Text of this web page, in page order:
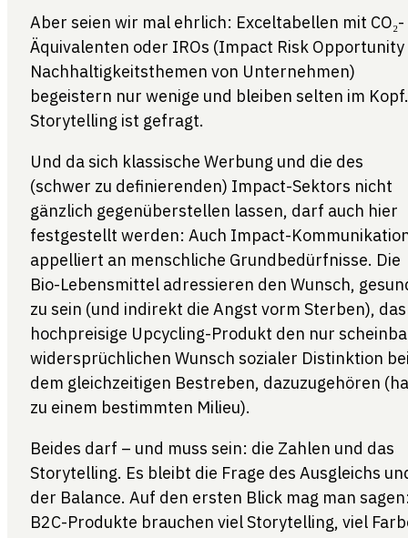
Aber seien wir mal ehrlich: Exceltabellen mit CO₂-
Äquivalenten oder IROs (Impact Risk Opportunity
Nachhaltigkeitsthemen von Unternehmen)
begeistern nur wenige und bleiben selten im Kopf.
Storytelling ist gefragt.
Und da sich klassische Werbung und die des
(schwer zu definierenden) Impact-Sektors nicht
gänzlich gegenüberstellen lassen, darf auch hier
festgestellt werden: Auch Impact-
appelliert an menschliche Grundbedürfnisse. Die
Bio-Lebensmittel adressieren den Wunsch,
zu sein (und indirekt die Angst vorm Sterben), das
hochpreisige Upcycling-Produkt den nur
widersprüchlichen Wunsch sozialer Distinktion
dem gleichzeitigen Bestreben, dazuzugehören
zu einem bestimmten Milieu).
Beides darf – und muss sein: die Zahlen und das
Storytelling. Es bleibt die Frage des Ausgleichs
der Balance. Auf den ersten Blick mag man
B2C-Produkte brauchen viel Storytelling, viel